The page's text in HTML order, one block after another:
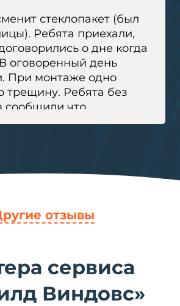
стеклопакет (был
Ребята приехали,
о дне когда
оговоренный день
При монтаже одно
трещину. Ребята без
сообщили что
ЗАНОВО весь
отзывы
сервиса
Виндовс»